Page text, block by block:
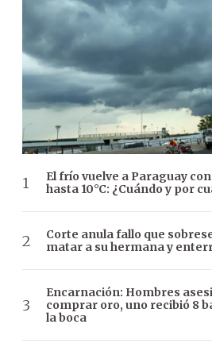
El frío vuelve a Paraguay
hasta 10°C: ¿Cuándo y por
Corte anula fallo que
matar a su hermana y
Encarnación: Hombres
comprar oro, uno recibió 8
la boca